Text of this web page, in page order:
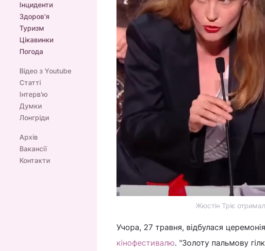
Інциденти
Здоров'я
Туризм
Цікавинки
Погода
Відео з Youtube
Статті
Інтерв'ю
Думки
Лонгріди
Архів
Вакансії
Контакти
Жюстін Тріє
Учора, 27 травня, відбулася
кінофестивалю. "Золоту пальмову